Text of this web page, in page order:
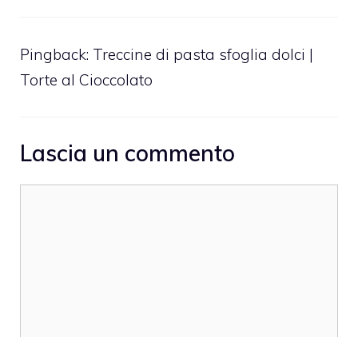
Pingback: Treccine di pasta sfoglia dolci |
Torte al Cioccolato
Lascia un commento